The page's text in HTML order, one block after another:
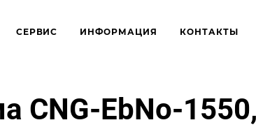
СЕРВИС ИНФОРМАЦИЯ КОНТАКТЫ
CNG-EbNo-